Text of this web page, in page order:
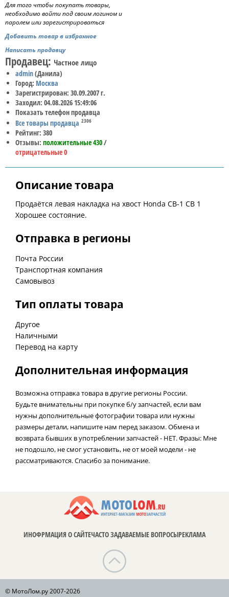
Для того чтобы покупать товары,
необходимо войти под своим логином и
паролем или зарегистрироваться
Добавить товар в избранное
Написать продавцу
Продавец: Частное лицо
admin(Данила)
Город: Москва
Зарегистрирован: 30.09.2007 г.
Заходил: 04.08.2026 15:49:06
Показать телефон продавца
Все товары продавца 2306
Рейтинг: 380
Отзывы: положительные 430/
отрицательные 0
Описание товара
Продаётся левая накладка на хвост Honda CB-1 CB 1
Хорошее состояние.
Отправка в регионы
Почта России
Транспортная компания
Самовывоз
Тип оплаты товара
Другое
Наличными
Перевод на карту
Дополнительная информация
Возможна отправка товара в другие регионы России.
Будьте внимательны при покупке б/у запчастей, если вам
нужны дополнительные фотографии товара или нужны
размеры детали, напишите нам перед заказом. Обмена и
возврата бывших в употреблении запчастей - НЕТ. Фразы: Мне
не подошло, не смог установить, не от моей модели - не
рассматриваются. Спасибо за понимание.
ИНОФРМАЦИЯ О САЙТЕЧАСТО ЗАДАВАЕМЫЕ ВОПРОСЫРЕКЛАМА
© МотоЛом.ру 2007-2026